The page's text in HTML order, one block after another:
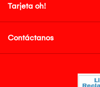
Tarjeta oh!
Contáctanos